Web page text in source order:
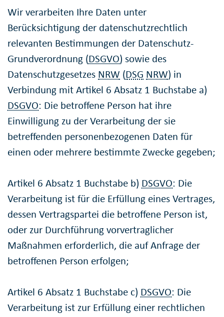
Wir verarbeiten Ihre Daten unter
Berücksichtigung der datenschutzrechtlich
relevanten Bestimmungen der Datenschutz-
Grundverordnung (DSGVO) sowie des
Datenschutzgesetzes NRW (DSG NRW) in
Verbindung mit Artikel 6 Absatz 1 Buchstabe a)
DSGVO: Die betroffene Person hat ihre
Einwilligung zu der Verarbeitung der sie
betreffenden personenbezogenen Daten für
einen oder mehrere bestimmte Zwecke gegeben;
Artikel 6 Absatz 1 Buchstabe b) DSGVO: Die
Verarbeitung ist für die Erfüllung eines Vertrages,
dessen Vertragspartei die betroffene Person ist,
oder zur Durchführung vorvertraglicher
Maßnahmen erforderlich, die auf Anfrage der
betroffenen Person erfolgen;
Artikel 6 Absatz 1 Buchstabe c) DSGVO: Die
Verarbeitung ist zur Erfüllung einer rechtlichen